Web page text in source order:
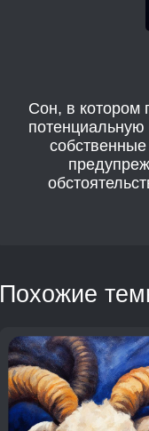
Сон, в котором
потенциальную
Похожие